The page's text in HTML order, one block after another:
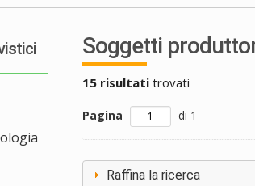
Soggetti
15 risultatitrovati
Pagina di 1
Raffina la ricerca